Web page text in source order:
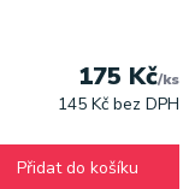
175 Kč/ks
145 Kč bez DPH
Přidat do košíku